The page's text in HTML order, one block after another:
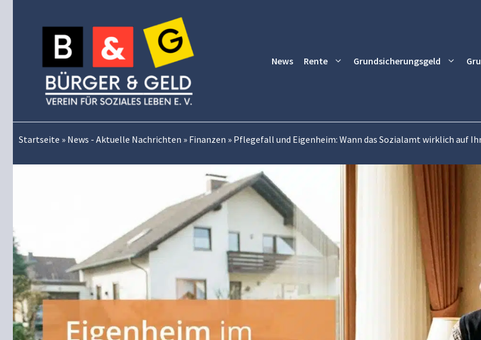
News Rente Grundsicherungsgeld
Startseite » News - Aktuelle Nachrichten » Finanzen » Pflegefall und Eigenheim: Wann das Sozialamt wirklich auf